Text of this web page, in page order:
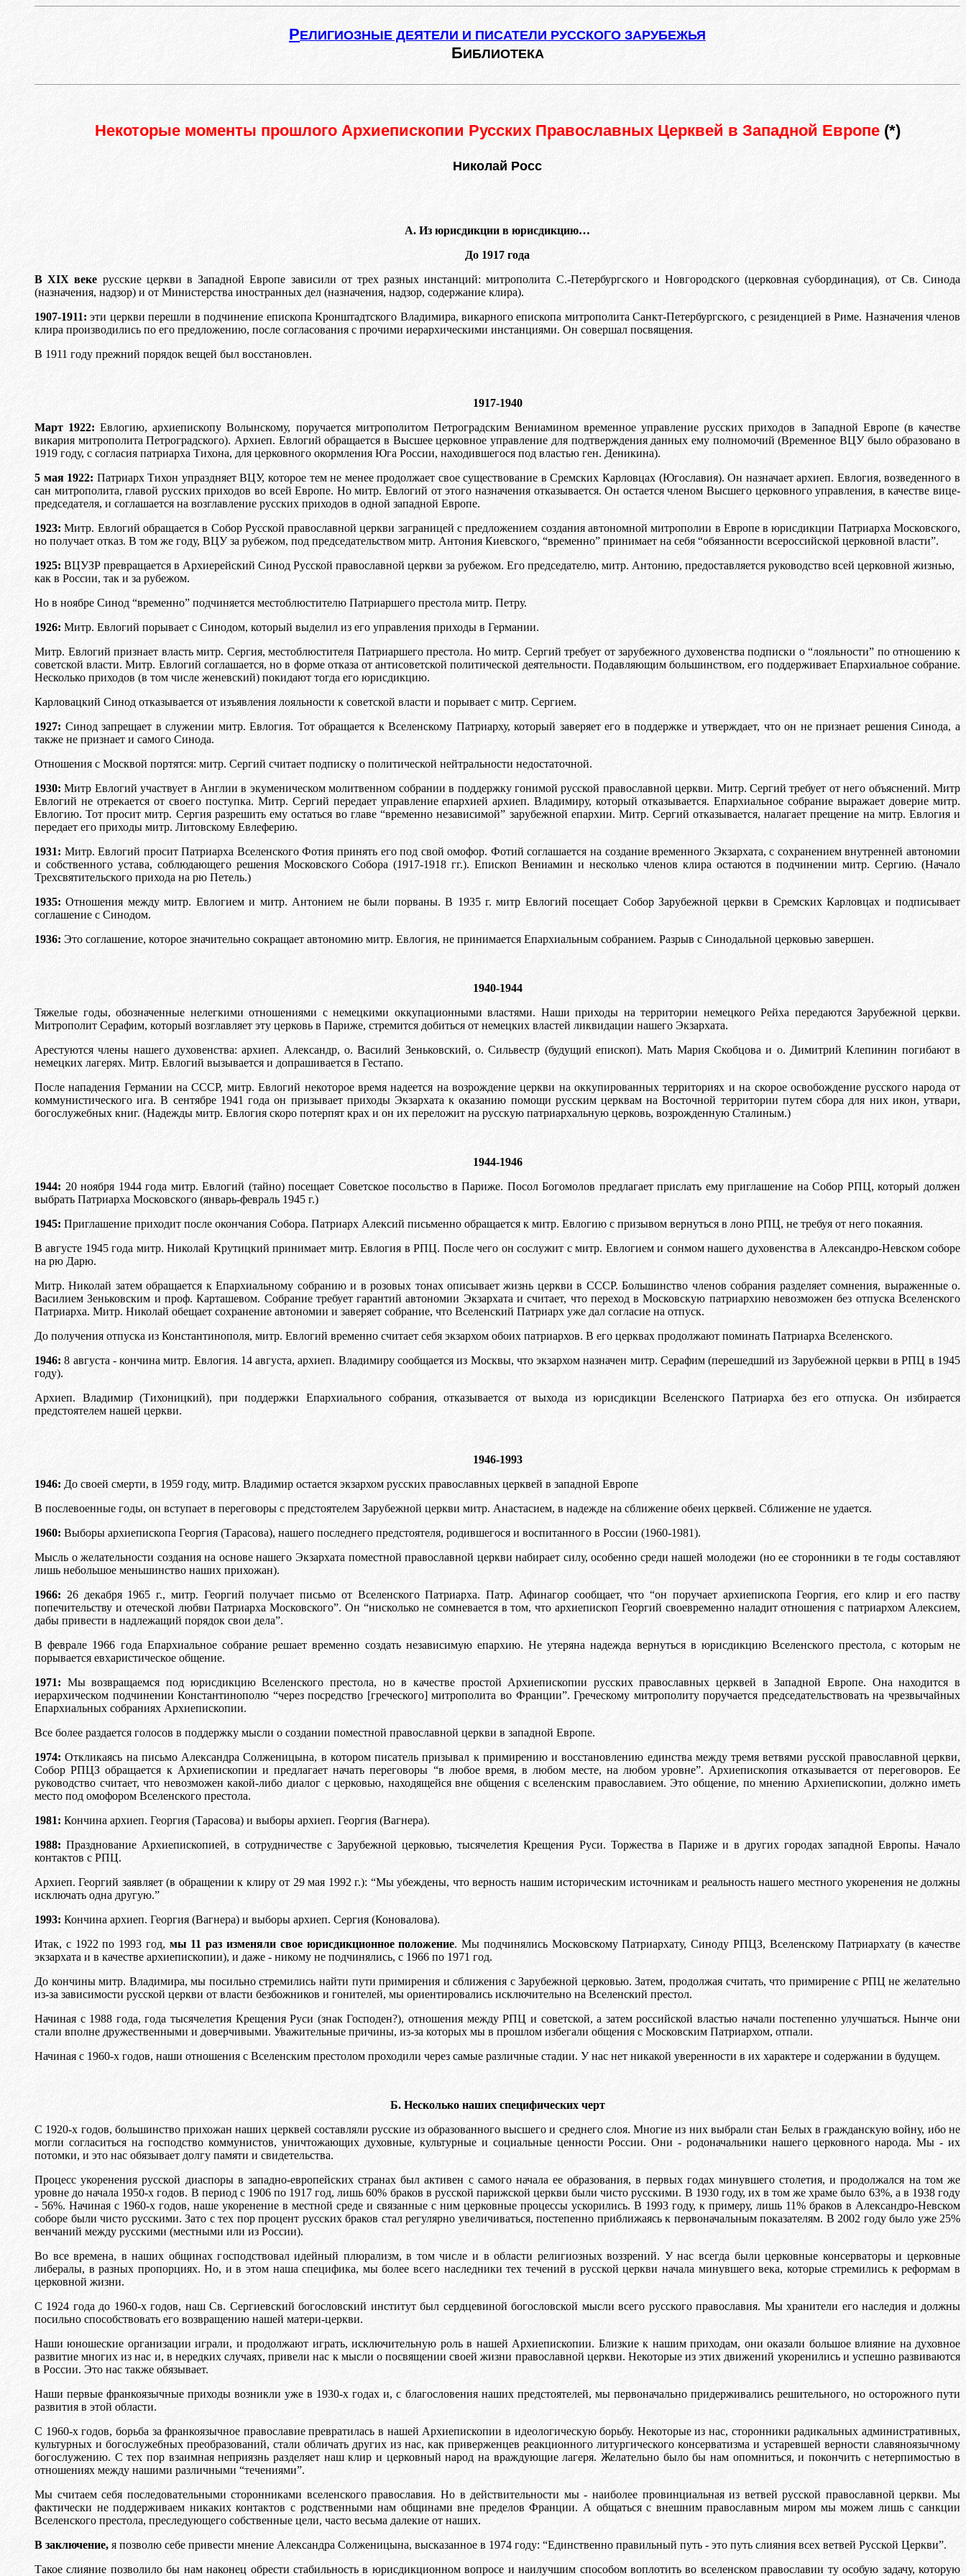
РЕЛИГИОЗНЫЕ ДЕЯТЕЛИ И ПИСАТЕЛИ РУССКОГО ЗАРУБЕЖЬЯ
БИБЛИОТЕКА
Некоторые моменты прошлого Архиепископии Русских Православных Церквей в Западной Европе (*)
Николай Росс
А. Из юрисдикции в юрисдикцию…
До 1917 года
В XIX веке русские церкви в Западной Европе зависили от трех разных инстанций: митрополита С.-Петербургского и Новгородского (церковная субординация), от Св. Синода
(назначения, надзор) и от Министерства иностранных дел (назначения, надзор, содержание клира).
1907-1911:эти церкви перешли в подчинение епископа Кронштадтского Владимира, викарного епископа митрополита Санкт-Петербургского, с резиденцией в Риме. Назначения членов
клира производились по его предложению, после согласования с прочими иерархическими инстанциями. Он совершал посвящения.
В 1911 году прежний порядок вещей был восстановлен.
1917-1940
Март 1922:Евлогию, архиепископу Волынскому, поручается митрополитом Петроградским Вениамином временное управление русских приходов в Западной Европе (в качестве
викария митрополита Петроградского). Архиеп. Евлогий обращается в Высшее церковное управление для подтверждения данных ему полномочий (Временное ВЦУ было образовано в
1919 году, с согласия патриарха Тихона, для церковного окормления Юга России, находившегося под властью ген. Деникина).
5 мая 1922: Патриарх Тихон упраздняет ВЦУ, которое тем не менее продолжает свое существование в Сремских Карловцах (Югославия). Он назначает архиеп. Евлогия, возведенного в
сан митрополита, главой русских приходов во всей Европе. Но митр. Евлогий от этого назначения отказывается. Он остается членом Высшего церковного управления, в качестве вице-
председателя, и соглашается на возглавление русских приходов в одной западной Европе.
1923:Митр. Евлогий обращается в Собор Русской православной церкви заграницей с предложением создания автономной митрополии в Европе в юрисдикции Патриарха Московского,
но получает отказ. В том же году, ВЦУ за рубежом, под председательством митр. Антония Киевского, “временно” принимает на себя “обязанности всероссийской церковной власти”.
1925: ВЦУЗР превращается в Архиерейский Синод Русской православной церкви за рубежом. Его председателю, митр. Антонию, предоставляется руководство всей церковной жизнью,
как в России, так и за рубежом.
Но в ноябре Синод “временно” подчиняется местоблюстителю Патриаршего престола митр. Петру.
1926: Митр. Евлогий порывает с Синодом, который выделил из его управления приходы в Германии.
Митр. Евлогий признает власть митр. Сергия, местоблюстителя Патриаршего престола. Но митр. Сергий требует от зарубежного духовенства подписки о “лояльности” по отношению к
советской власти. Митр. Евлогий соглашается, но в форме отказа от антисоветской политической деятельности. Подавляющим большинством, его поддерживает Епархиальное собрание.
Несколько приходов (в том числе женевский) покидают тогда его юрисдикцию.
Карловацкий Синод отказывается от изъявления лояльности к советской власти и порывает с митр. Сергием.
1927: Синод запрещает в служении митр. Евлогия. Тот обращается к Вселенскому Патриарху, который заверяет его в поддержке и утверждает, что он не признает решения Синода, а
также не признает и самого Синода.
Отношения с Москвой портятся: митр. Сергий считает подписку о политической нейтральности недостаточной.
1930:Митр Евлогий участвует в Англии в экуменическом молитвенном собрании в поддержку гонимой русской православной церкви. Митр. Сергий требует от него объяснений. Митр
Евлогий не отрекается от своего поступка. Митр. Сергий передает управление епархией архиеп. Владимиру, который отказывается. Епархиальное собрание выражает доверие митр.
Евлогию. Тот просит митр. Сергия разрешить ему остаться во главе “временно независимой” зарубежной епархии. Митр. Сергий отказывается, налагает прещение на митр. Евлогия и
передает его приходы митр. Литовскому Евлеферию.
1931: Митр. Евлогий просит Патриарха Вселенского Фотия принять его под свой омофор. Фотий соглашается на создание временного Экзархата, с сохранением внутренней автономии
и собственного устава, соблюдающего решения Московского Собора (1917-1918 гг.). Епископ Вениамин и несколько членов клира остаются в подчинении митр. Сергию. (Начало
Трехсвятительского прихода на рю Петель.)
1935:Отношения между митр. Евлогием и митр. Антонием не были порваны. В 1935 г. митр Евлогий посещает Собор Зарубежной церкви в Сремских Карловцах и подписывает
соглашение с Синодом.
1936: Это соглашение, которое значительно сокращает автономию митр. Евлогия, не принимается Епархиальным собранием. Разрыв с Синодальной церковью завершен.
1940-1944
Тяжелые годы, обозначенные нелегкими отношениями с немецкими оккупационными властями. Наши приходы на территории немецкого Рейха передаются Зарубежной церкви.
Митрополит Серафим, который возглавляет эту церковь в Париже, стремится добиться от немецких властей ликвидации нашего Экзархата.
Арестуются члены нашего духовенства: архиеп. Александр, о. Василий Зеньковский, о. Сильвестр (будущий епископ). Мать Мария Скобцова и о. Димитрий Клепинин погибают в
немецких лагерях. Митр. Евлогий вызывается и допрашивается в Гестапо.
После нападения Германии на СССР, митр. Евлогий некоторое время надеется на возрождение церкви на оккупированных территориях и на скорое освобождение русского народа от
коммунистического ига. В сентябре 1941 года он призывает приходы Экзархата к оказанию помощи русским церквам на Восточной территории путем сбора для них икон, утвари,
богослужебных книг. (Надежды митр. Евлогия скоро потерпят крах и он их переложит на русскую патриархальную церковь, возрожденную Сталиным.)
1944-1946
1944: 20 ноября 1944 года митр. Евлогий (тайно) посещает Советское посольство в Париже. Посол Богомолов предлагает прислать ему приглашение на Собор РПЦ, который должен
выбрать Патриарха Московского (январь-февраль 1945 г.)
1945: Приглашение приходит после окончания Собора. Патриарх Алексий письменно обращается к митр. Евлогию с призывом вернуться в лоно РПЦ, не требуя от него покаяния.
В августе 1945 года митр. Николай Крутицкий принимает митр. Евлогия в РПЦ. После чего он сослужит с митр. Евлогием и сонмом нашего духовенства в Александро-Невском соборе
на рю Дарю.
Митр. Николай затем обращается к Епархиальному собранию и в розовых тонах описывает жизнь церкви в СССР. Большинство членов собрания разделяет сомнения, выраженные о.
Василием Зеньковским и проф. Карташевом. Собрание требует гарантий автономии Экзархата и считает, что переход в Московскую патриархию невозможен без отпуска Вселенского
Патриарха. Митр. Николай обещает сохранение автономии и заверяет собрание, что Вселенский Патриарх уже дал согласие на отпуск.
До получения отпуска из Константинополя, митр. Евлогий временно считает себя экзархом обоих патриархов. В его церквах продолжают поминать Патриарха Вселенского.
1946:8 августа - кончина митр. Евлогия. 14 августа, архиеп. Владимиру сообщается из Москвы, что экзархом назначен митр. Серафим (перешедший из Зарубежной церкви в РПЦ в 1945
году).
Архиеп. Владимир (Тихоницкий), при поддержки Епархиального собрания, отказывается от выхода из юрисдикции Вселенского Патриарха без его отпуска. Он избирается
предстоятелем нашей церкви.
1946-1993
1946: До своей смерти, в 1959 году, митр. Владимир остается экзархом русских православных церквей в западной Европе
В послевоенные годы, он вступает в переговоры с предстоятелем Зарубежной церкви митр. Анастасием, в надежде на сближение обеих церквей. Сближение не удается.
1960: Выборы архиепископа Георгия (Тарасова), нашего последнего предстоятеля, родившегося и воспитанного в России (1960-1981).
Мысль о желательности создания на основе нашего Экзархата поместной православной церкви набирает силу, особенно среди нашей молодежи (но ее сторонники в те годы составляют
лишь небольшое меньшинство наших прихожан).
1966: 26 декабря 1965 г., митр. Георгий получает письмо от Вселенского Патриарха. Патр. Афинагор сообщает, что “он поручает архиепископа Георгия, его клир и его паству
попечительству и отеческой любви Патриарха Московского”. Он “нисколько не сомневается в том, что архиепископ Георгий своевременно наладит отношения с патриархом Алексием,
дабы привести в надлежащий порядок свои дела”.
В феврале 1966 года Епархиальное собрание решает временно создать независимую епархию. Не утеряна надежда вернуться в юрисдикцию Вселенского престола, с которым не
порывается евхаристическое общение.
1971: Мы возвращаемся под юрисдикцию Вселенского престола, но в качестве простой Архиепископии русских православных церквей в Западной Европе. Она находится в
иерархическом подчинении Константинополю “через посредство [греческого] митрополита во Франции”. Греческому митрополиту поручается председательствовать на чрезвычайных
Епархиальных собраниях Архиепископии.
Все более раздается голосов в поддержку мысли о создании поместной православной церкви в западной Европе.
1974:Откликаясь на письмо Александра Солженицына, в котором писатель призывал к примирению и восстановлению единства между тремя ветвями русской православной церкви,
Собор РПЦЗ обращается к Архиепископии и предлагает начать переговоры “в любое время, в любом месте, на любом уровне”. Архиепископия отказывается от переговоров. Ее
руководство считает, что невозможен какой-либо диалог с церковью, находящейся вне общения с вселенским православием. Это общение, по мнению Архиепископии, должно иметь
место под омофором Вселенского престола.
1981: Кончина архиеп. Георгия (Тарасова) и выборы архиеп. Георгия (Вагнера).
1988:Празднование Архиепископией, в сотрудничестве с Зарубежной церковью, тысячелетия Крещения Руси. Торжества в Париже и в других городах западной Европы. Начало
контактов с РПЦ.
Архиеп. Георгий заявляет (в обращении к клиру от 29 мая 1992 г.): “Мы убеждены, что верность нашим историческим источникам и реальность нашего местного укоренения не должны
исключать одна другую.”
1993: Кончина архиеп. Георгия (Вагнера) и выборы архиеп. Сергия (Коновалова).
Итак, с 1922 по 1993 год, мы 11 раз изменяли свое юрисдикционное положение. Мы подчинялись Московскому Патриархату, Синоду РПЦЗ, Вселенскому Патриархату (в качестве
экзархата и в качестве архиепископии), и даже - никому не подчинялись, с 1966 по 1971 год.
До кончины митр. Владимира, мы посильно стремились найти пути примирения и сближения с Зарубежной церковью. Затем, продолжая считать, что примирение с РПЦ не желательно
из-за зависимости русской церкви от власти безбожников и гонителей, мы ориентировались исключительно на Вселенский престол.
Начиная с 1988 года, года тысячелетия Крещения Руси (знак Господен?), отношения между РПЦ и советской, а затем российской властью начали постепенно улучшаться. Нынче они
стали вполне дружественными и доверчивыми. Уважительные причины, из-за которых мы в прошлом избегали общения с Московским Патриархом, отпали.
Начиная с 1960-х годов, наши отношения с Вселенским престолом проходили через самые различные стадии. У нас нет никакой уверенности в их характере и содержании в будущем.
Б. Несколько наших специфических черт
С 1920-х годов, большинство прихожан наших церквей составляли русские из образованного высшего и среднего слоя. Многие из них выбрали стан Белых в гражданскую войну, ибо не
могли согласиться на господство коммунистов, уничтожающих духовные, культурные и социальные ценности России. Они - родоначальники нашего церковного народа. Мы - их
потомки, и это нас обязывает долгу памяти и свидетельства.
Процесс укоренения русской диаспоры в западно-европейских странах был активен с самого начала ее образования, в первых годах минувшего столетия, и продолжался на том же
уровне до начала 1950-х годов. В период с 1906 по 1917 год, лишь 60% браков в русской парижской церкви были чисто русскими. В 1930 году, их в том же храме было 63%, а в 1938 году
- 56%. Начиная с 1960-х годов, наше укоренение в местной среде и связанные с ним церковные процессы ускорились. В 1993 году, к примеру, лишь 11% браков в Александро-Невском
соборе были чисто русскими. Зато с тех пор процент русских браков стал регулярно увеличиваться, постепенно приближаясь к первоначальным показателям. В 2002 году было уже 25%
венчаний между русскими (местными или из России).
Во все времена, в наших общинах господствовал идейный плюрализм, в том числе и в области религиозных воззрений. У нас всегда были церковные консерваторы и церковные
либералы, в разных пропорциях. Но, и в этом наша специфика, мы более всего наследники тех течений в русской церкви начала минувшего века, которые стремились к реформам в
церковной жизни.
С 1924 года до 1960-х годов, наш Св. Сергиевский богословский институт был сердцевиной богословской мысли всего русского православия. Мы хранители его наследия и должны
посильно способствовать его возвращению нашей матери-церкви.
Наши юношеские организации играли, и продолжают играть, исключительную роль в нашей Архиепископии. Близкие к нашим приходам, они оказали большое влияние на духовное
развитие многих из нас и, в нередких случаях, привели нас к мысли о посвящении своей жизни православной церкви. Некоторые из этих движений укоренились и успешно развиваются
в России. Это нас также обязывает.
Наши первые франкоязычные приходы возникли уже в 1930-х годах и, с благословения наших предстоятелей, мы первоначально придерживались решительного, но осторожного пути
развития в этой области.
С 1960-х годов, борьба за франкоязычное православие превратилась в нашей Архиепископии в идеологическую борьбу. Некоторые из нас, сторонники радикальных административных,
культурных и богослужебных преобразований, стали обличать других из нас, как приверженцев реакционного литургического консерватизма и устаревшей верности славяноязычному
богослужению. С тех пор взаимная неприязнь разделяет наш клир и церковный народ на враждующие лагеря. Желательно было бы нам опомниться, и покончить с нетерпимостью в
отношениях между нашими различными “течениями”.
Мы считаем себя последовательными сторонниками вселенского православия. Но в действительности мы - наиболее провинциальная из ветвей русской православной церкви. Мы
фактически не поддерживаем никаких контактов с родственными нам общинами вне пределов Франции. А общаться с внешним православным миром мы можем лишь с санкции
Вселенского престола, преследующего собственные цели, часто весьма далекие от наших.
В заключение, я позволю себе привести мнение Александра Солженицына, высказанное в 1974 году: “Единственно правильный путь - это путь слияния всех ветвей Русской Церкви”.
Такое слияние позволило бы нам наконец обрести стабильность в юрисдикционном вопросе и наилучшим способом воплотить во вселенском православии ту особую задачу, которую